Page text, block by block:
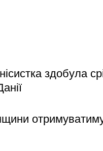
здобула